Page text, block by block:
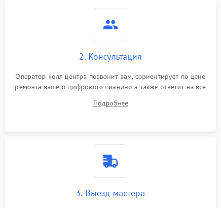
2. Консультация
Оператор колл центра позвонит вам, сориентирует по цене
ремонта вашего цифрового пианино а также ответит на все
Подробнее
3. Выезд мастера